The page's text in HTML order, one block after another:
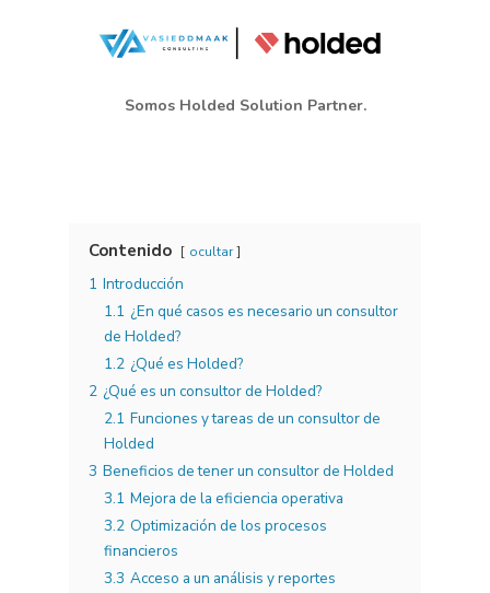
Somos Holded Solution Partner.
Contenido ocultar
1 Introducción
1.1 ¿En qué casos es necesario un consultor
de Holded?
1.2 ¿Qué es Holded?
2 ¿Qué es un consultor de Holded?
2.1 Funciones y tareas de un consultor de
Holded
3 Beneficios de tener un consultor de Holded
3.1 Mejora de la eficiencia operativa
3.2 Optimización de los procesos
financieros
3.3 Acceso a un análisis y reportes